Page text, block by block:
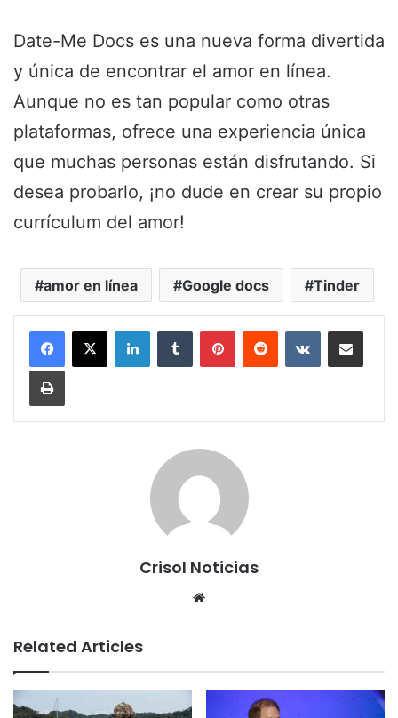
Date-Me Docs es una nueva forma divertida
y única de encontrar el amor en línea.
Aunque no es tan popular como otras
plataformas, ofrece una experiencia única
que muchas personas están disfrutando. Si
desea probarlo, ¡no dude en crear su propio
currículum del amor!
amor en línea Google docs Tinder
Crisol Noticias
Related Articles